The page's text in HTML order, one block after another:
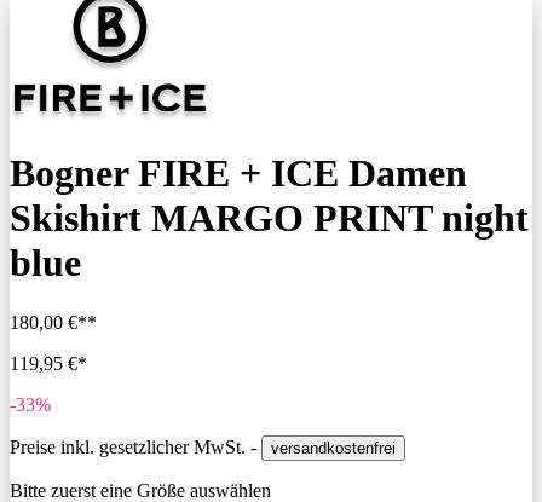
Bogner FIRE + ICE Damen
Skishirt MARGO PRINT night
blue
180,00 €**
119,95 €*
-33%
Preise inkl. gesetzlicher MwSt. - versandkostenfrei
Bitte zuerst eine Größe auswählen